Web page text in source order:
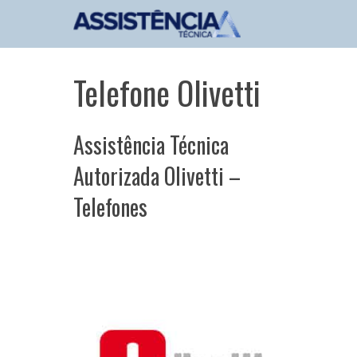
Telefone Olivetti
Assistência Técnica
Autorizada Olivetti –
Telefones